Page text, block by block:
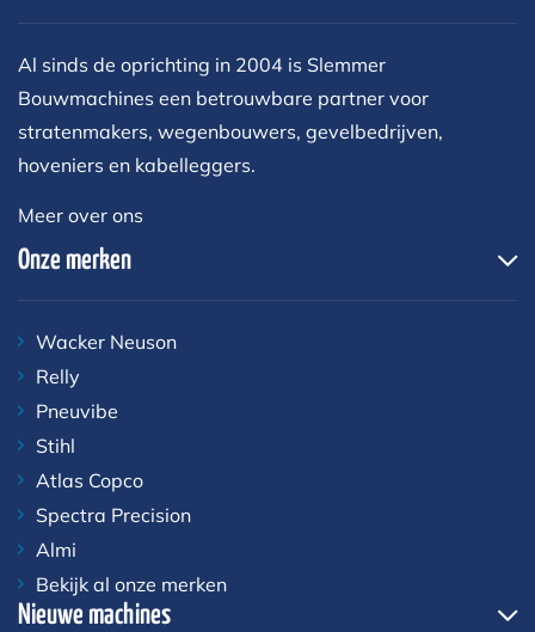
Al sinds de oprichting in 2004 is Slemmer
Bouwmachines een betrouwbare partner voor
stratenmakers, wegenbouwers, gevelbedrijven,
hoveniers en kabelleggers.
Meer over ons
Onze merken
Wacker Neuson
Relly
Pneuvibe
Stihl
Atlas Copco
Spectra Precision
Almi
Bekijk al onze merken
Nieuwe machines